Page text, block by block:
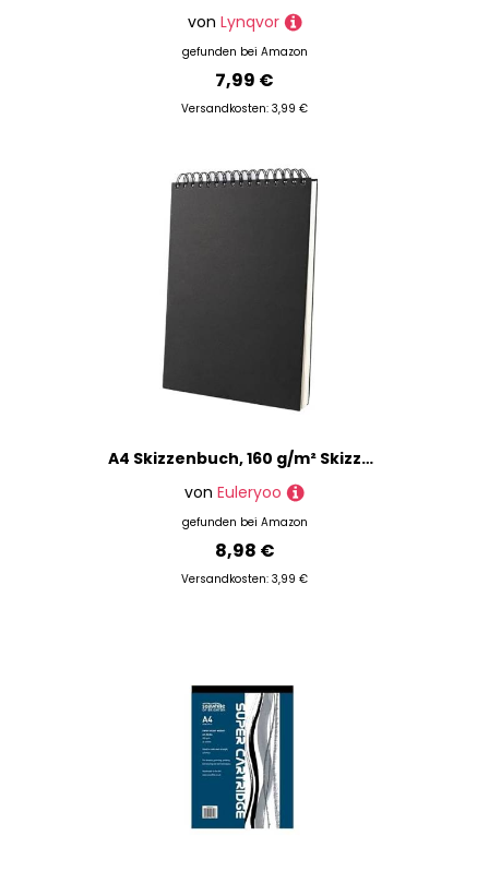
von Lynqvor
gefunden bei Amazon
7,99 €
Versandkosten: 3,99 €
A4 Skizzenbuch, 160 g/m² Skizzenbuch mit Spiralbindung, 60 Blatt / 120 Seiten Sketchbook, Hochwertiges Zeichenbuch, Skizzenbuch für Profis geeignet für Malerei und Skizzieren, Schwarze Abdeckung
von Euleryoo
gefunden bei Amazon
8,98 €
Versandkosten: 3,99 €